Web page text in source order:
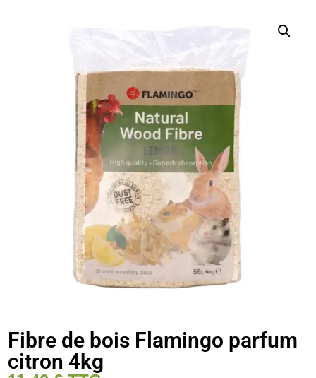
Fibre de bois Flamingo parfum
citron 4kg